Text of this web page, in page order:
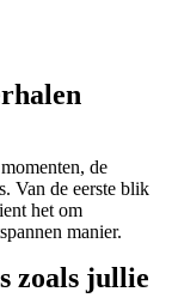
de
Van de eerste blik
het om
manier.
zoals jullie